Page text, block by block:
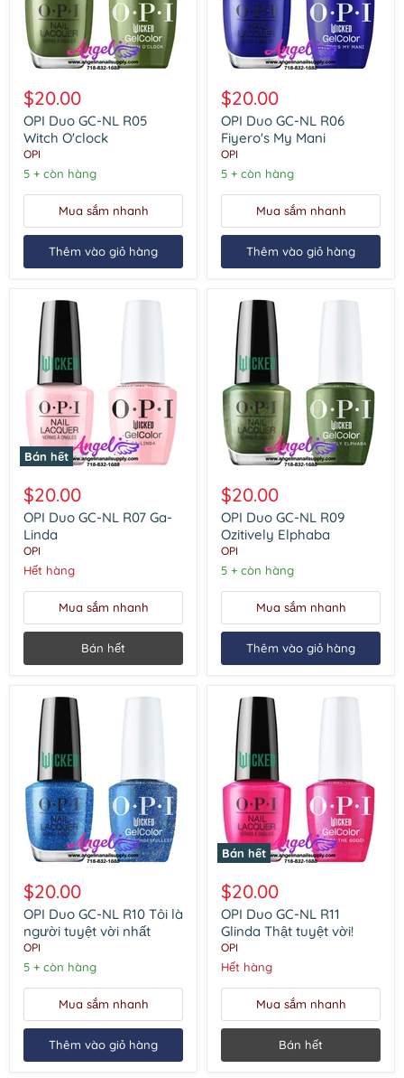
Duo
GC-
NL
R05
Witch
O'clock
$20.00
OPI Duo GC-NL R05
Witch O'clock
OPI
5 + còn hàng
Mua sắm nhanh
Thêm vào giỏ hàng
Duo
GC-
NL
R06
Fiyero's
My
Mani
$20.00
OPI Duo GC-NL R06
Fiyero's My Mani
OPI
5 + còn hàng
Mua sắm nhanh
Thêm vào giỏ hàng
Bán hết
Duo
GC-
NL
R07
Ga-
Linda
$20.00
OPI Duo GC-NL R07 Ga-
Linda
OPI
Hết hàng
Mua sắm nhanh
Bán hết
Duo
GC-
NL
R09
Ozitively
Elphaba
$20.00
OPI Duo GC-NL R09
Ozitively Elphaba
OPI
5 + còn hàng
Mua sắm nhanh
Thêm vào giỏ hàng
Duo
GC-
NL
R10
Tôi
là
người
tuyệt
$20.00
OPI Duo GC-NL R10 Tôi là
người tuyệt vời nhất
OPI
5 + còn hàng
Mua sắm nhanh
Thêm vào giỏ hàng
Bán hết
Duo
GC-
NL
R11
Glinda
Thật
tuyệt
vời!
$20.00
OPI Duo GC-NL R11
Glinda Thật tuyệt vời!
OPI
Hết hàng
Mua sắm nhanh
Bán hết